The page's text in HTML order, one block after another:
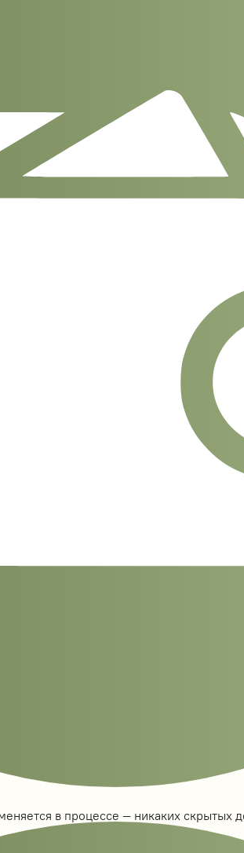
в процессе — никаких скрытых